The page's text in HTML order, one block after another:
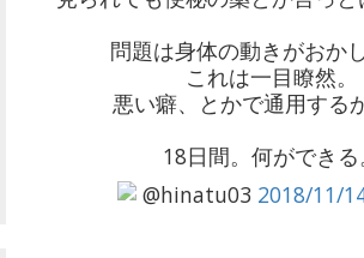
問題は身体の動きがおかし
これは一目瞭然。
悪い癖、とかで通用する
18日間。何ができる
@hinatu03 2018/11/